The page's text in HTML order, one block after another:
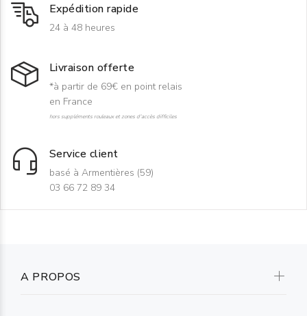
Expédition rapide
24 à 48 heures
Livraison offerte
*à partir de 69€ en point relais
en France
hors suppléments rouleaux et zones d'accès difficiles
Service client
basé à Armentières (59)
03 66 72 89 34
A PROPOS